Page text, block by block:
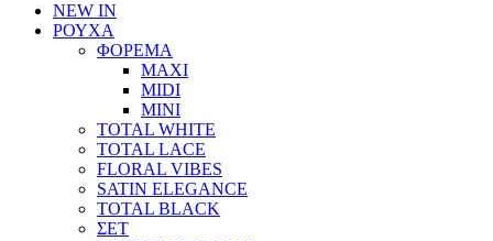
NEW IN
ΡΟΥΧΑ
ΦΟΡΕΜΑ
MAXI
MIDI
MINI
TOTAL WHITE
TOTAL LACE
FLORAL VIBES
SATIN ELEGANCE
TOTAL BLACK
ΣΕΤ